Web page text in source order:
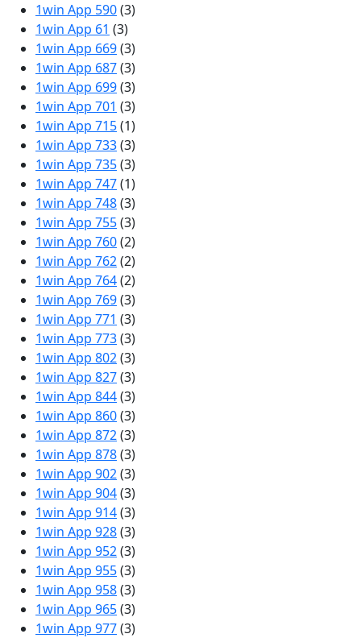
1win App 590(3)
1win App 61 (3)
1win App 669(3)
1win App 687(3)
1win App 699(3)
1win App 701 (3)
1win App 715(1)
1win App 733(3)
1win App 735(3)
1win App 747(1)
1win App 748(3)
1win App 755(3)
1win App 760(2)
1win App 762(2)
1win App 764(2)
1win App 769(3)
1win App 771 (3)
1win App 773(3)
1win App 802(3)
1win App 827(3)
1win App 844(3)
1win App 860(3)
1win App 872(3)
1win App 878(3)
1win App 902(3)
1win App 904(3)
1win App 914(3)
1win App 928(3)
1win App 952(3)
1win App 955(3)
1win App 958(3)
1win App 965(3)
1win App 977(3)